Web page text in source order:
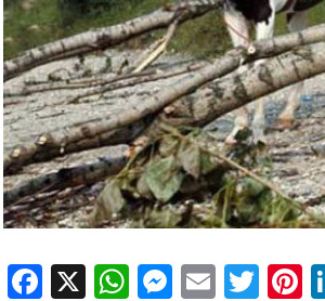
Facebook
X WhatsApp
Email